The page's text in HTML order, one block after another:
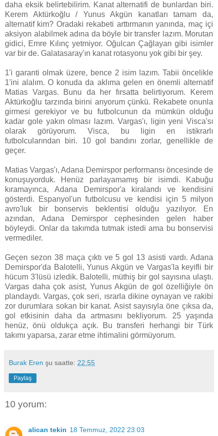
daha eksik belirtebilirim. Kanat alternatifi de bunlardan biri.
Kerem Aktürkoğlu / Yunus Akgün kanatları tamam da,
alternatif kim? Oradaki rekabeti arttırmanın yanında, maç içi
aksiyon alabilmek adına da böyle bir transfer lazım. Morutan
gidici, Emre Kılınç yetmiyor. Oğulcan Çağlayan gibi isimler
var bir de. Galatasaray'ın kanat rotasyonu yok gibi bir şey.
1'i garanti olmak üzere, bence 2 isim lazım. Tabii öncelikle
1'ini alalım. O konuda da aklıma gelen en önemli alternatif
Matias Vargas. Bunu da her fırsatta belirtiyorum. Kerem
Aktürkoğlu tarzında birini arıyorum çünkü. Rekabete onunla
girmesi gerekiyor ve bu futbolcunun da mümkün olduğu
kadar gole yakın olması lazım. Vargas'ı, ligin yeni Visca'sı
olarak görüyorum. Visca, bu ligin en istikrarlı
futbolcularından biri. 10 gol bandını zorlar, genellikle de
geçer.
Matias Vargas'ı, Adana Demirspor performansı öncesinde de
konuşuyorduk. Henüz parlayamamış bir isimdi. Kabuğu
kıramayınca, Adana Demirspor'a kiralandı ve kendisini
gösterdi. Espanyol'un futbolcusu ve kendisi için 5 milyon
avro'luk bir bonservis beklentisi olduğu yazılıyor. En
azından, Adana Demirspor cephesinden gelen haber
böyleydi. Onlar da takımda tutmak istedi ama bu bonservisi
vermediler.
Geçen sezon 38 maça çıktı ve 5 gol 13 asisti vardı. Adana
Demirspor'da Balotelli, Yunus Akgün ve Vargas'la keyifli bir
hücum 3'lüsü izledik. Balotelli, müthiş bir gol sayısına ulaştı.
Vargas daha çok asist, Yunus Akgün de gol özelliğiyle ön
plandaydı. Vargas, çok seri, ısrarla dikine oynayan ve rakibi
zor durumlara sokan bir kanat. Asist sayısıyla öne çıksa da,
gol etkisinin daha da artmasını bekliyorum. 25 yaşında
henüz, önü oldukça açık. Bu transferi herhangi bir Türk
takımı yaparsa, zarar etme ihtimalini görmüyorum.
Burak Eren şu saatte: 22:55
Paylaş
10 yorum:
alican tekin 18 Temmuz, 2022 23:03